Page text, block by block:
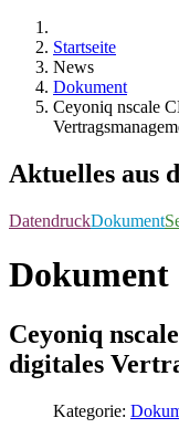
Startseite
News
Dokument
Ceyoniq nscale
Aktuelles aus
DatendruckDokument
Dokument
Ceyoniq
digitales
Kategorie: